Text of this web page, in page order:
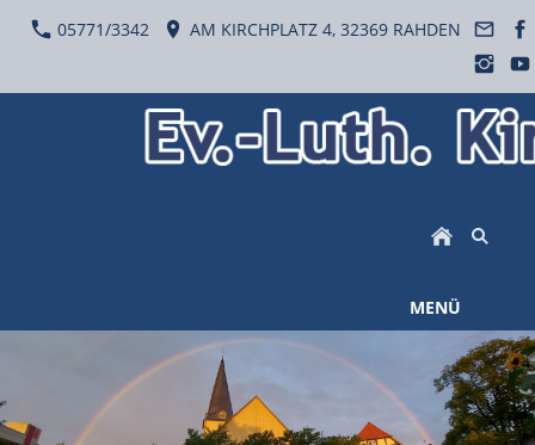
05771/3342 AM KIRCHPLATZ 4, 32369 RAHDEN
MENÜ